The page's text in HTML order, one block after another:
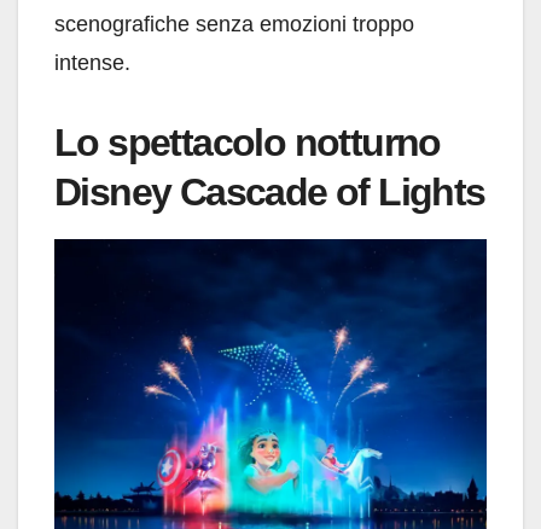
scenografiche senza emozioni troppo
intense.
Lo spettacolo notturno
Disney Cascade of Lights